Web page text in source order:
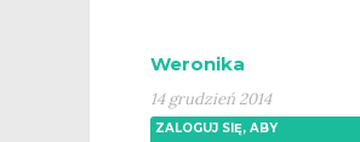
Weronika
14 grudzień 2014
ZALOGUJ SIĘ, ABY